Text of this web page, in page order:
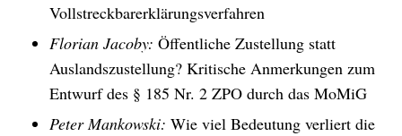
Vollstreckbarerklärungsverfahren
Florian Jacoby: Öffentliche Zustellung statt
Auslandszustellung? Kritische Anmerkungen zum
Entwurf des § 185 Nr. 2 ZPO durch das MoMiG
Peter Mankowski: Wie viel Bedeutung verliert die